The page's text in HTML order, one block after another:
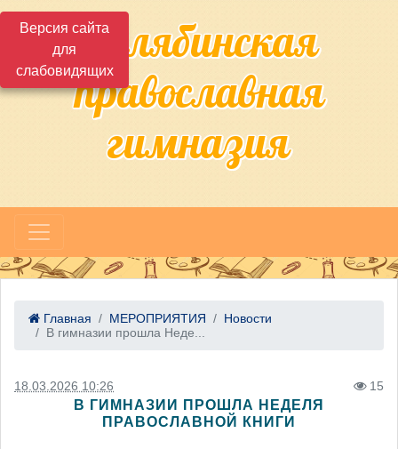
Версия сайта
для
слабовидящихЧелябинская
православная
гимназия
Главная МЕРОПРИЯТИЯ
Новости
В гимназии прошла Неде...
18.03.2026 10:26 15
В ГИМНАЗИИ ПРОШЛА НЕДЕЛЯ
ПРАВОСЛАВНОЙ КНИГИ